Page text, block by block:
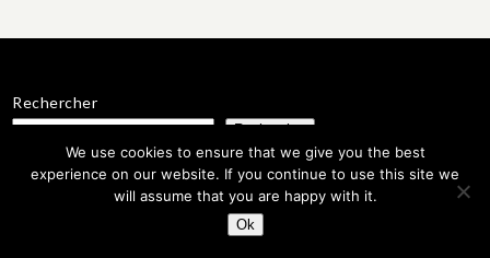
Rechercher
Rechercher
estelle
Mode / beauté / voyageMaman : Alma 3 ans
drainage lymphatique @estelle.renatafranca
We use cookies to ensure that we give you the best
experience on our website. If you continue to use this site we
will assume that you are happy with it.
Ok